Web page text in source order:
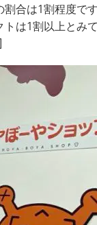
合は1割程度
は1割以上とみて